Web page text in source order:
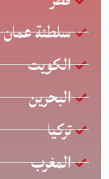
سلطنة عمان
الكويت
البحرين
تركيا
المغرب